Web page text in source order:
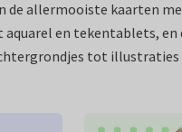
de allermooiste kaarten
en tekentablets,
tot